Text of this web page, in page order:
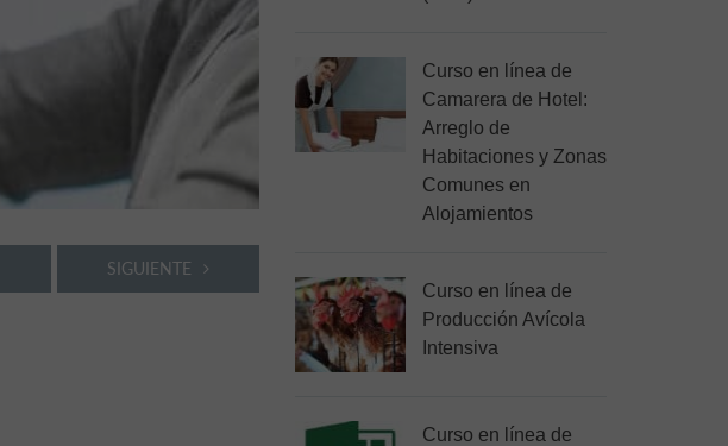
SIGUIENTE
Curso en línea de
Camarera de Hotel:
Arreglo de
Habitaciones y Zonas
Comunes en
Alojamientos
Curso en línea de
Producción Avícola
Intensiva
Curso en línea de